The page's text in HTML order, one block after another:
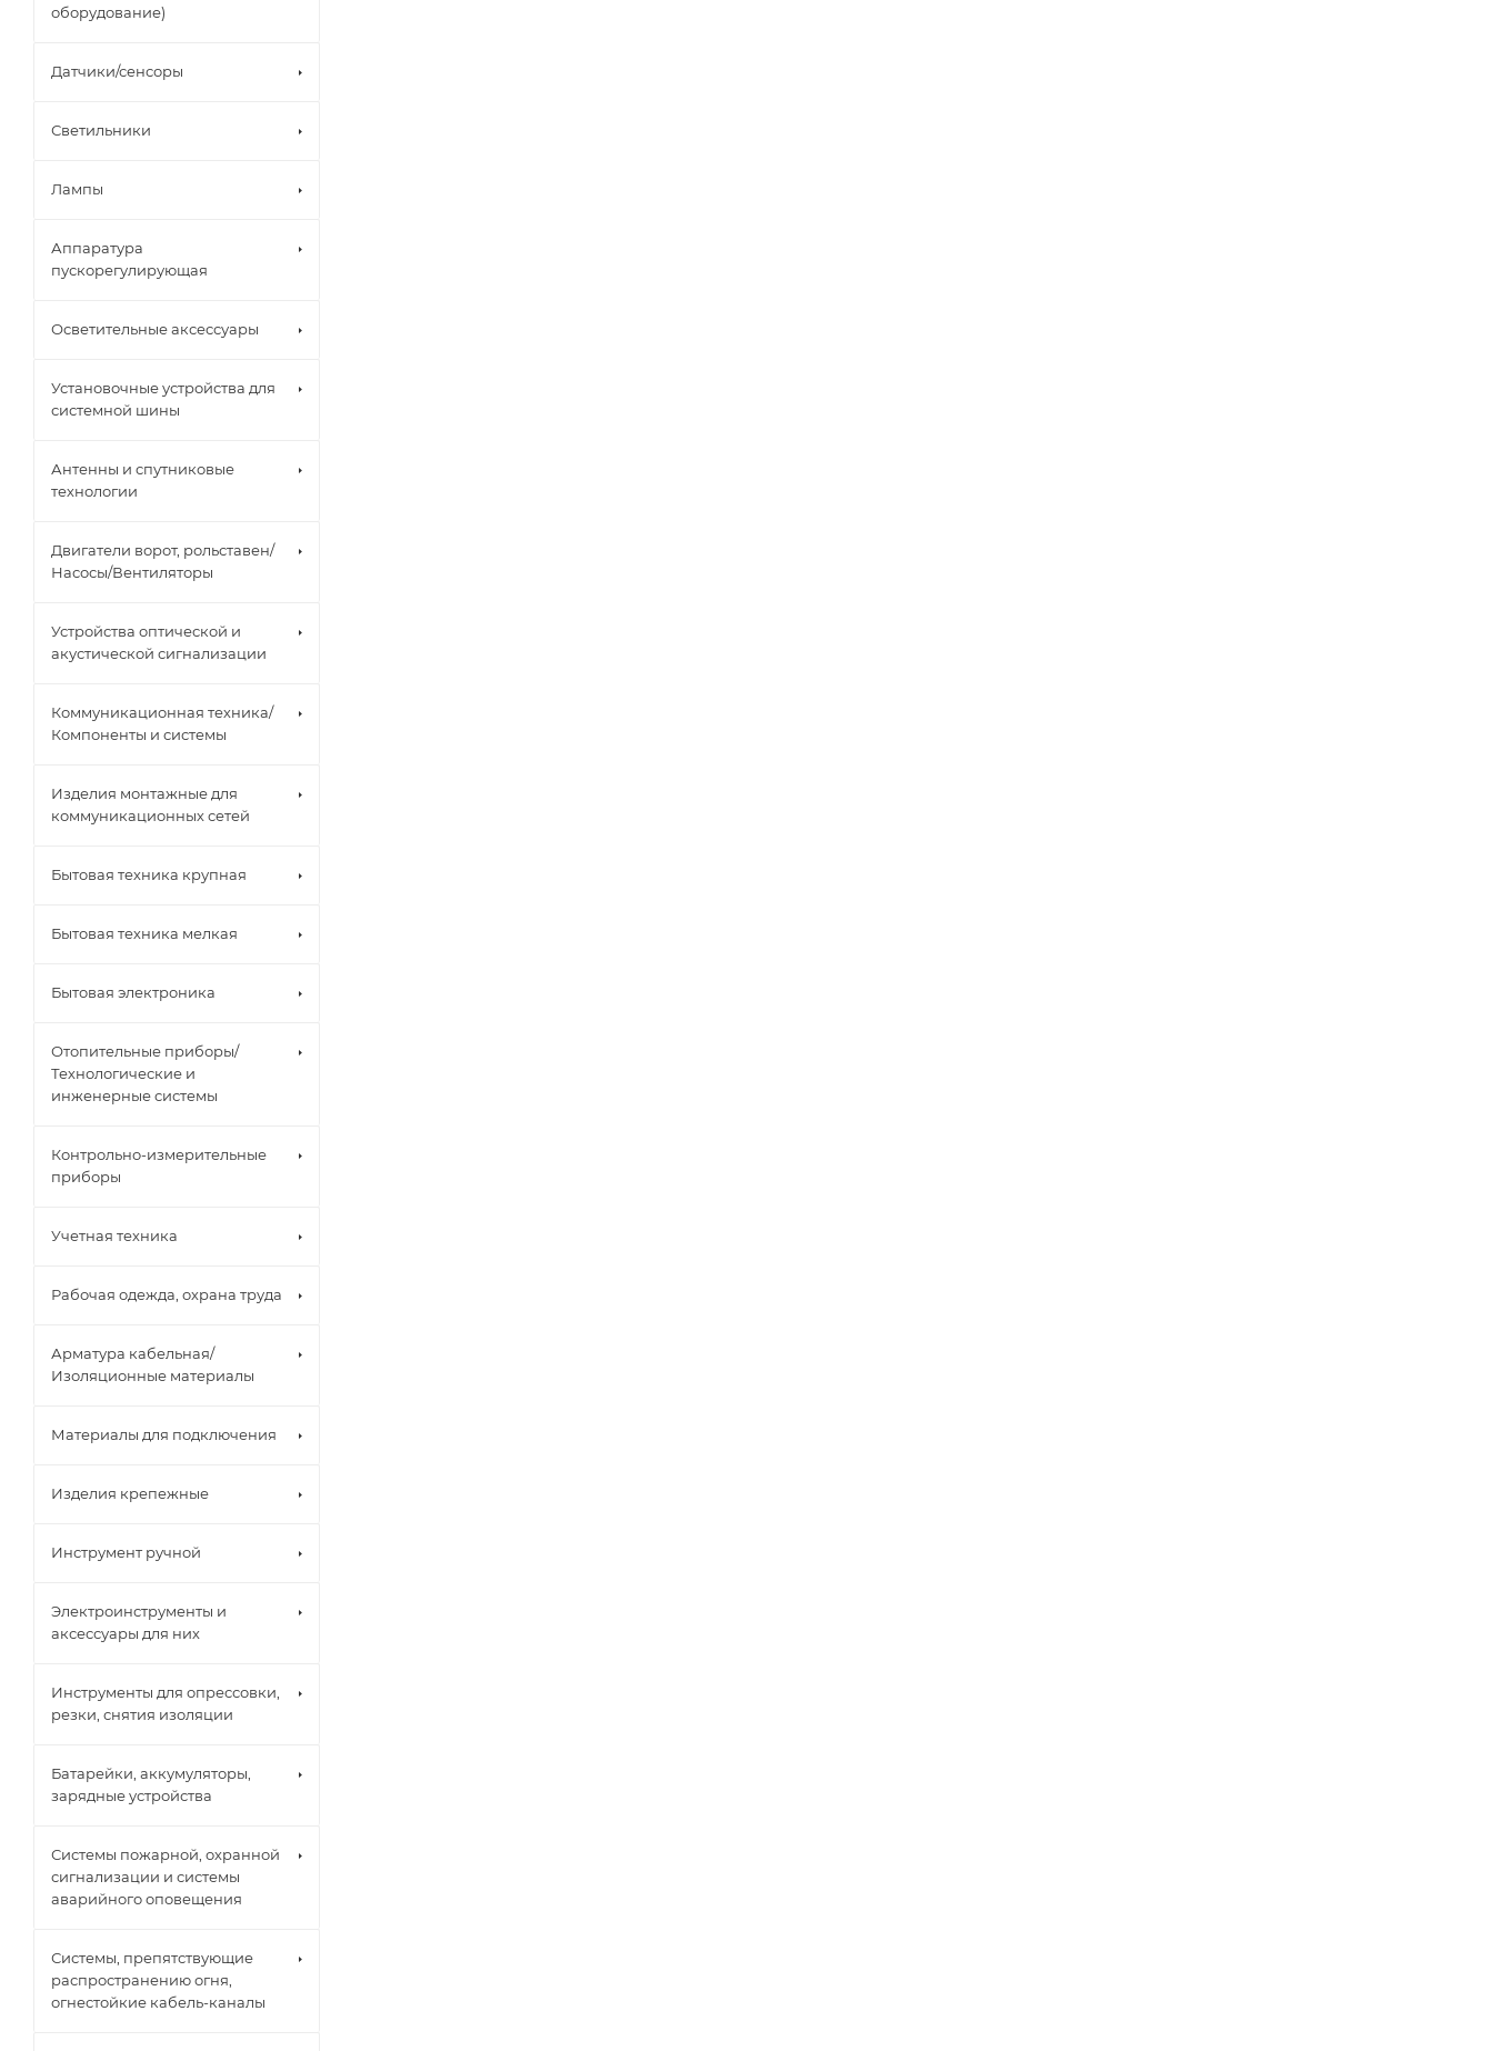
оборудование)
Датчики/сенсоры
Светильники
Лампы
Аппаратура
пускорегулирующая
Осветительные аксессуары
Установочные устройства для
системной шины
Антенны и спутниковые
технологии
Двигатели ворот, рольставен/
Насосы/Вентиляторы
Устройства оптической и
акустической сигнализации
Коммуникационная техника/
Компоненты и системы
Изделия монтажные для
коммуникационных сетей
Бытовая техника крупная
Бытовая техника мелкая
Бытовая электроника
Отопительные приборы/
Технологические и
инженерные системы
Контрольно-измерительные
приборы
Учетная техника
Рабочая одежда, охрана труда
Арматура кабельная/
Изоляционные материалы
Материалы для подключения
Изделия крепежные
Инструмент ручной
Электроинструменты и
аксессуары для них
Инструменты для опрессовки,
резки, снятия изоляции
Батарейки, аккумуляторы,
зарядные устройства
Системы пожарной, охранной
сигнализации и системы
аварийного оповещения
Системы, препятствующие
распространению огня,
огнестойкие кабель-каналы